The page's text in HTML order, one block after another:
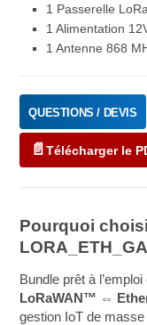
1 Passerelle
1 Alimentation
1 Antenne 868
QUESTIONS / DEVIS
Télécharger le
Pourquoi
Bundle prêt à
LoRaWAN™ ⇔
gestion IoT de masse